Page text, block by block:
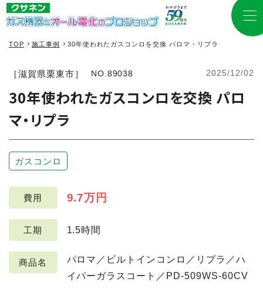
TOP 施工事例 30年使われたガスコンロを交換 パロマ・リプラ
［滋賀県栗東市］ NO.89038 2025/12/02
30年使われたガスコンロを交換 パロ
マ・リプラ
ガスコンロ
費用 9.7万円
工期 1.5時間
商品名
パロマ／ビルトインコンロ／リプラ／ハ
イパーガラスコート／PD-509WS-60CV